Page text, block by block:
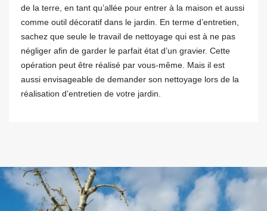
de la terre, en tant qu’allée pour entrer à la maison et aussi
comme outil décoratif dans le jardin. En terme d’entretien,
sachez que seule le travail de nettoyage qui est à ne pas
négliger afin de garder le parfait état d’un gravier. Cette
opération peut être réalisé par vous-même. Mais il est
aussi envisageable de demander son nettoyage lors de la
réalisation d’entretien de votre jardin.